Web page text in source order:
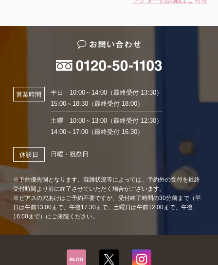
営業時間
平日 10:00～14:00（最終受付 13:30）
15:00～18:30（最終受付 18:00）
土曜 10:00～13:00（最終受付 12:30）
14:00～17:00（最終受付 16:30）
休診日 日曜・祝祭日
※予約優先制となります。混雑状況等によっては、予約外の受付を最終
受付時間より前に終了させていただく場合がございます。
※ピアスの穴あけはご予約不要ですが、受付終了時間の30分前まで（平
日は午前13:00まで、午後17:30まで、土曜日は午前12:00まで、午後
16:00まで）にご来院ください。